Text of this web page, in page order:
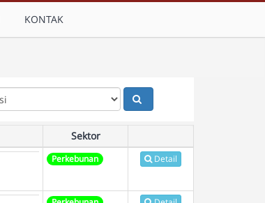
KONTAK
Sektor
Perkebunan Detail